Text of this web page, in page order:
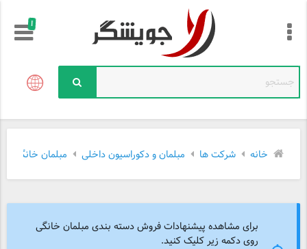
!
خانه شرکت ها مبلمان و دکوراسیون داخلی مبلمان خانگی
برای مشاهده پیشنهادات فروش دسته بندی مبلمان خانگی
روی دکمه زیر کلیک کنید.